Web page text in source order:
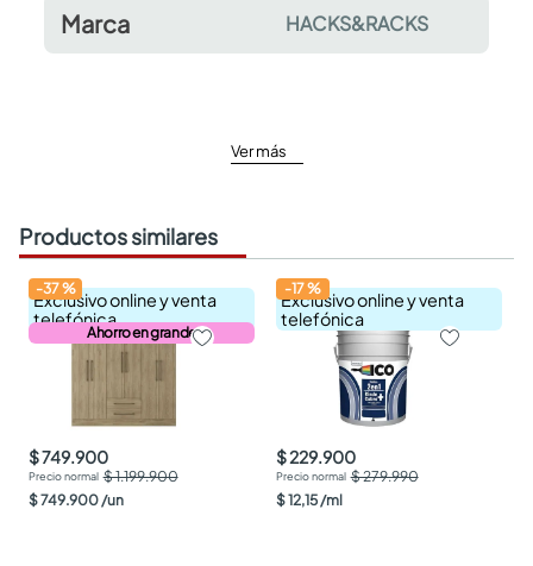
Marca HACKS&RACKS
Ver más
Productos similares
Exclusivo online y venta
telefónica
Ahorro en grande
-37%
$ 749.900
$ 1.199.900
$749.900 /un
Exclusivo online y venta
telefónica
-17%
$ 229.900
$ 279.990
$12,15 /ml